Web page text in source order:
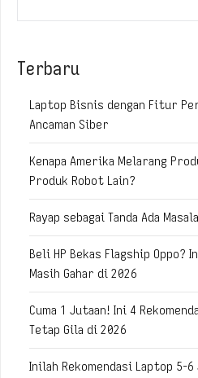
Terbaru
Laptop Bisnis dengan Fitur
Ancaman Siber
Kenapa Amerika Melarang
Produk Robot Lain?
Rayap sebagai Tanda Ada
Beli HP Bekas Flagship Oppo?
Masih Gahar di 2026
Cuma 1 Jutaan! Ini 4
Tetap Gila di 2026
Inilah Rekomendasi Laptop 5-